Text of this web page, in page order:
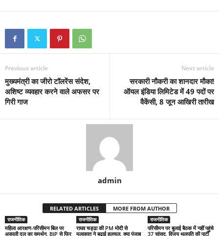
Previous article
मुख्यमंत्री का जीरो टॉलरेंस संदेश,
अशिष्ट व्यवहार करने वाले अफसर पर
गिरी गाज
Next article
सरकारी नौकरी का शानदार मौका!
ऑयल इंडिया लिमिटेड में 49 पदों पर
वैकेंसी, 8 जून आखिरी तारीख
admin
RELATED ARTICLES MORE FROM AUTHOR
राजनीतिक
महिला आरक्षण-परिसीमन बिल पर
अकाली दल का समर्थन, BJP से फिर
राजनीतिक
राघव चड्ढा की PM मोदी से
मुलाकात ने बढ़ाई हलचल, क्या पंजाब
राजनीतिक
परिसीमन पर बुलाई बैठक में नहीं पहुंचे
37 सांसद, विजय थलपति की पार्टी